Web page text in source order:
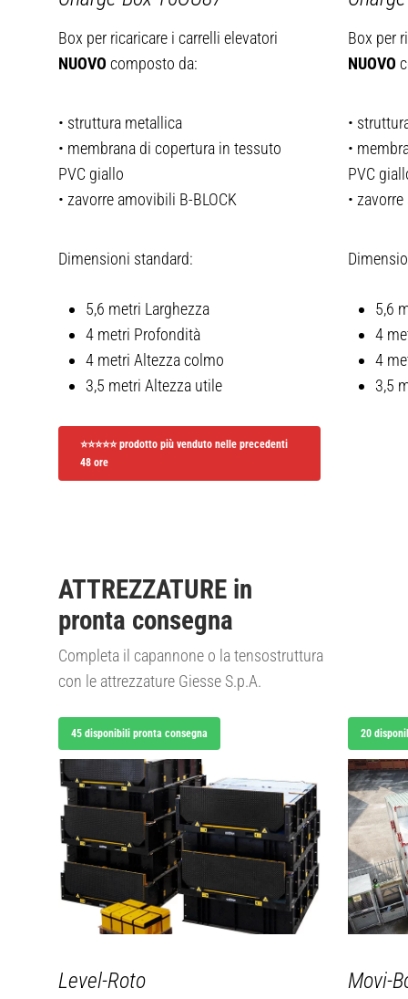
Box per ricaricare i carrelli elevatori
NUOVO composto da:
• struttura metallica
• membrana di copertura in tessuto
PVC giallo
• zavorre amovibili B-BLOCK
Dimensioni standard:
5,6 metri Larghezza
4 metri Profondità
4 metri Altezza colmo
3,5 metri Altezza utile
⭐⭐⭐⭐⭐ prodotto più venduto nelle precedenti
48 ore
Box per
NUOVO
•
•
PVC
•
5,6
4
4
3,5
ATTREZZATURE in
pronta consegna
Completa il capannone o la tensostruttura
con le attrezzature Giesse S.p.A.
45 disponibili pronta consegna
Level-Roto
20
Movi-